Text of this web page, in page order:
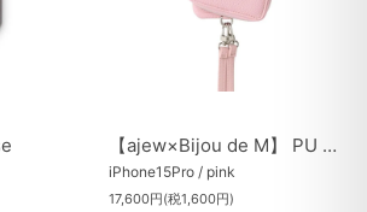
【ajew×Bijou de M】 PU HEART pocket case（MagSafe対応アクセサリー装着可能）
iPhone15Pro / pink
17,600円(税1,600円)